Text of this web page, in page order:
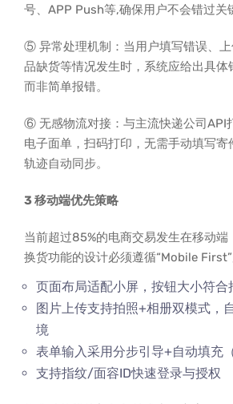
号、APP Push等,确保用户不会错过关
⑤ 异常处理机制：当用户填写错误、
品缺货等情况发生时，系统应给出具体
而非简单报错。
⑥ 无感物流对接：与主流快递公司API
电子面单，扫码打印，无需手动填写
轨迹自动同步。
3 移动端优先策略
当前超过85%的电商交易发生在移动
换货功能的设计必须遵循“Mobile First”
页面布局适配小屏，按钮大小符合
图片上传支持拍照+相册双模式，
境
表单输入采用分步引导+自动填充
支持指纹/面容ID快速登录与授权